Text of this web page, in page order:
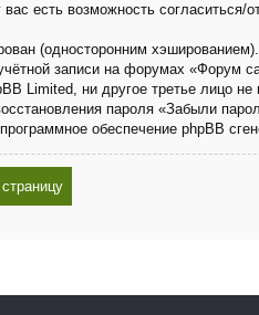
есть возможность
(односторонним
записи на форумах «Форум
Limited, ни другое третье лицо
пароля «Забыли
обеспечение phpBB